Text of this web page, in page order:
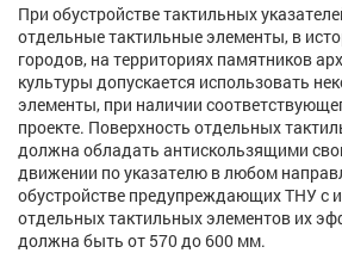
При обустройстве тактильных
отдельные тактильные элементы, в
городов, на территориях памятников
культуры допускается использовать
элементы, при наличии
проекте. Поверхность отдельных
должна обладать антискользящими
движении по указателю в любом
обустройстве предупреждающих ТНУ с
отдельных тактильных элементов их
должна быть от 570 до 600 мм.